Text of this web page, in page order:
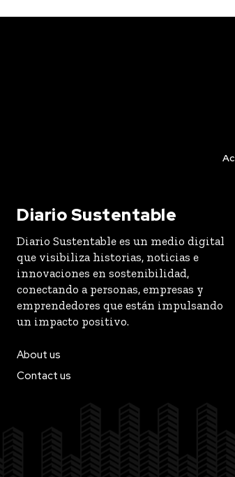
Diario Sustentable
Diario Sustentable es un medio digital
que visibiliza historias, noticias e
innovaciones en sostenibilidad,
conectando a personas, empresas y
emprendedores que están impulsando
un impacto positivo.
About us
Contact us